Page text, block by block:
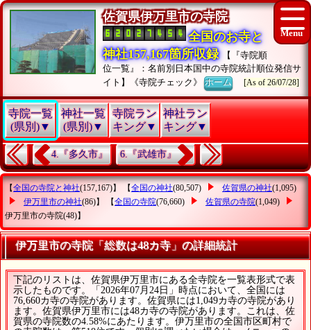
佐賀県伊万里市の寺院
全国のお寺と
神社157,167箇所収録
【『寺院順
位一覧』：名前別日本国中の寺院統計順位発信サ
イト】《寺院チェック》ホーム [As of 26/07/28]
寺院一覧
(県別)▼
神社一覧
(県別)▼
寺院ラン
キング▼
神社ラン
キング▼
4.『多久市』 6.『武雄市』
【全国の寺院と神社(157,167)】 【全国の神社(80,507) 佐賀県の神社(1,095)
伊万里市の神社(86)】 【全国の寺院(76,660) 佐賀県の寺院(1,049)
伊万里市の寺院(48)】
伊万里市の寺院「総数は48カ寺」の詳細統計
下記のリストは、佐賀県伊万里市にある全寺院を一覧表形式で表
示したものです。「2026年07月24日」時点において、全国には
76,660カ寺の寺院があります。佐賀県には1,049カ寺の寺院があり
ます。佐賀県伊万里市には48カ寺の寺院があります。これは、佐
賀県の寺院数の4.58%にあたります。伊万里市の全国市区町村で